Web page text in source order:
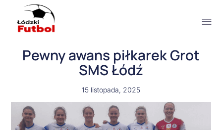
Pewny awans piłkarek Grot
SMS Łódź
15 listopada, 2025